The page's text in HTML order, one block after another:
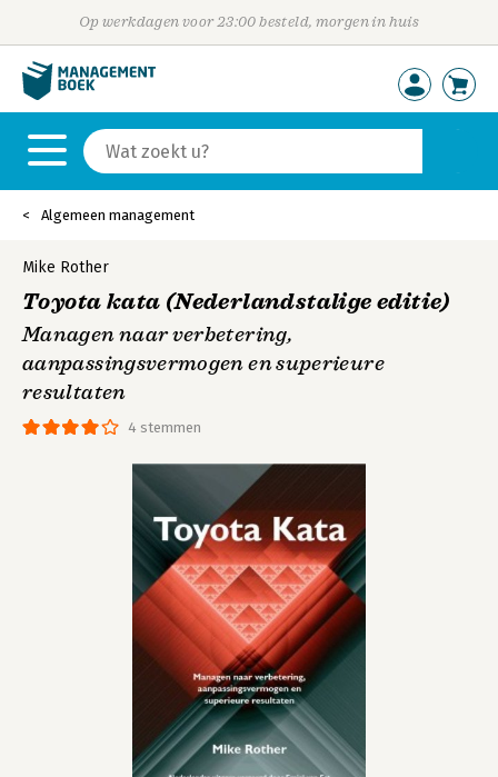
Op werkdagen voor 23:00 besteld, morgen in huis
Algemeen management
4 stemmen
Mike Rother
Toyota kata (Nederlandstalige editie)
Managen naar verbetering,
aanpassingsvermogen en superieure
resultaten